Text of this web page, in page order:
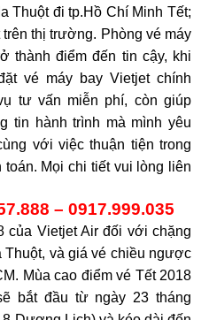
Thuột đi tp.Hồ Chí Minh Tết;
thị trường. Phòng vé máy
thành điểm đến tin cậy, khi
vé máy bay Vietjet chính
tư vấn miễn phí, còn giúp
tin hành trình mà mình yêu
với việc thuận tiện trong
Mọi chi tiết vui lòng liên
– 0917.999.035
của Vietjet Air đối với chặng
Thuột, và giá vé chiều ngược
Mùa cao điểm vé Tết 2018
bắt đầu từ ngày 23 tháng